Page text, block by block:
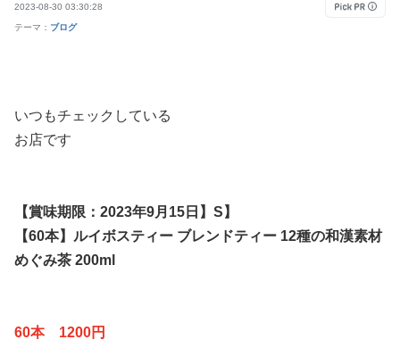
2023-08-30 03:30:28
テーマ： ブログ
いつもチェックしている
お店です
【賞味期限：2023年9月15日】S】
【60本】ルイボスティー ブレンドティー 12種の和漢素材
めぐみ茶 200ml
60本 1200円